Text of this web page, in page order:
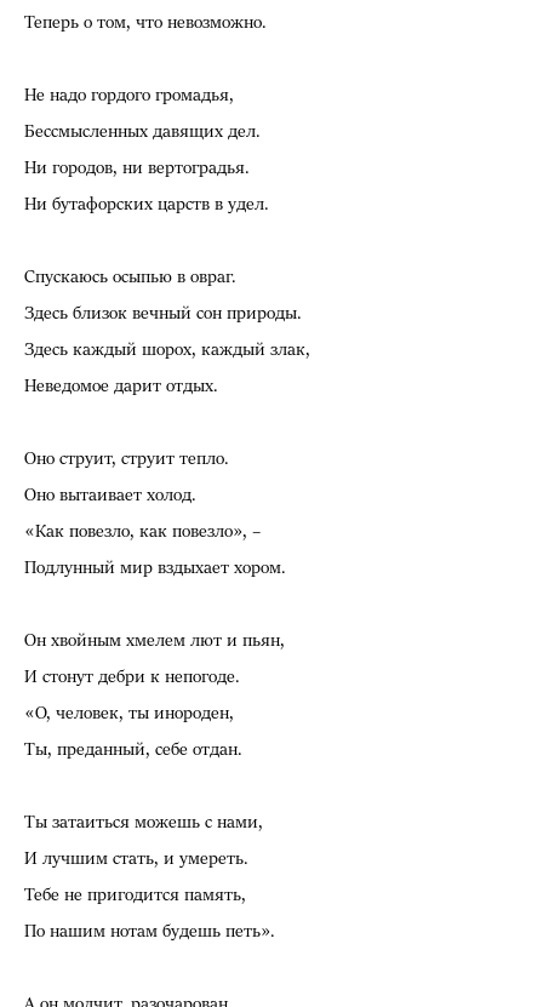
Теперь о том, что невозможно.
Не надо гордого громадья,
Бессмысленных давящих дел.
Ни городов, ни вертоградья.
Ни бутафорских царств в удел.
Спускаюсь осыпью в овраг.
Здесь близок вечный сон природы.
Здесь каждый шорох, каждый злак,
Неведомое дарит отдых.
Оно струит, струит тепло.
Оно вытаивает холод.
«Как повезло, как повезло», –
Подлунный мир вздыхает хором.
Он хвойным хмелем лют и пьян,
И стонут дебри к непогоде.
«О, человек, ты инороден,
Ты, преданный, себе отдан.
Ты затаиться можешь с нами,
И лучшим стать, и умереть.
Тебе не пригодится память,
По нашим нотам будешь петь».